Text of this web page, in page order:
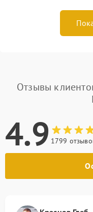
Отзывы
4.9 1799